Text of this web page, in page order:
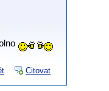
Citovat